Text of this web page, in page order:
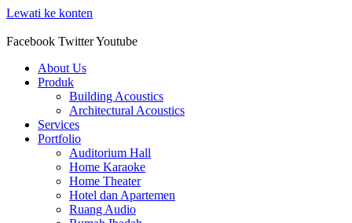
Lewati ke konten
Facebook TwitterYoutube
About Us
Produk
Building Acoustics
Architectural Acoustics
Services
Portfolio
Auditorium Hall
Home Karaoke
Home Theater
Hotel dan Apartemen
Ruang Audio